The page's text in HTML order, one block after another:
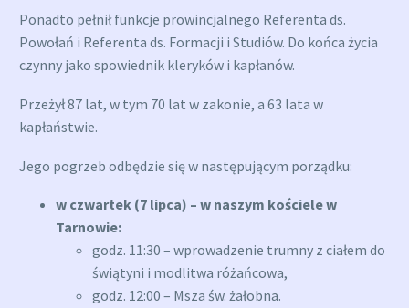
Ponadto pełnił funkcje prowincjalnego Referenta ds.
Powołań i Referenta ds. Formacji i Studiów. Do końca życia
czynny jako spowiednik kleryków i kapłanów.
Przeżył 87 lat, w tym 70 lat w zakonie, a 63 lata w
kapłaństwie.
Jego pogrzeb odbędzie się w następującym porządku:
w czwartek (7 lipca) – w naszym kościele w
Tarnowie:
godz. 11:30 – wprowadzenie trumny z ciałem do
świątyni i modlitwa różańcowa,
godz. 12:00 – Msza św. żałobna.